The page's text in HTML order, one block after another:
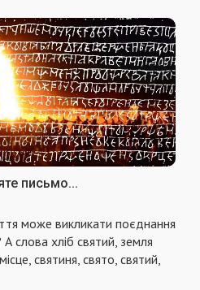
письмо...
може викликати поєднання
А слова хліб святий, земля
святиня, свято, святий,